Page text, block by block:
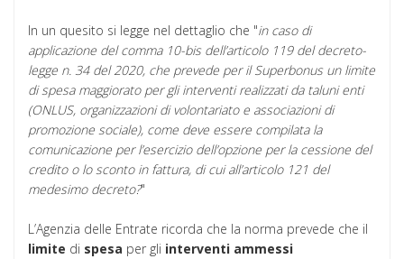
In un quesito si legge nel dettaglio che "in caso di
applicazione del comma 10-bis dell’articolo 119 del decreto-
legge n. 34 del 2020, che prevede per il Superbonus un limite
di spesa maggiorato per gli interventi realizzati da taluni enti
(ONLUS, organizzazioni di volontariato e associazioni di
promozione sociale), come deve essere compilata la
comunicazione per l’esercizio dell’opzione per la cessione del
credito o lo sconto in fattura, di cui all’articolo 121 del
medesimo decreto?"
L’Agenzia delle Entrate ricorda che la norma prevede che il
limite di spesa per gli interventi ammessi